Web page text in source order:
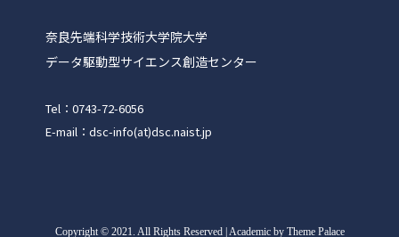
奈良先端科学技術大学院大学
データ駆動型サイエンス創造センター
Tel：0743-72-6056
E-mail：dsc-info(at)dsc.naist.jp
Copyright©2021. All Rights Reserved | Academic by Theme Palace